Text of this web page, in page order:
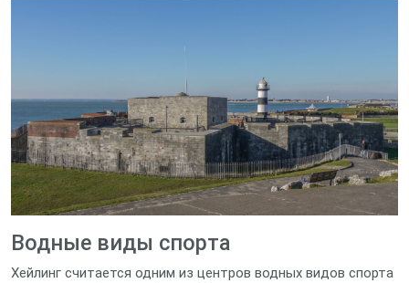
Водные виды спорта
Хейлинг считается одним из центров водных видов спорта